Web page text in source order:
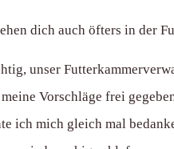
dich auch öfters in der
unser
Vorschläge frei
ich mich gleich mal